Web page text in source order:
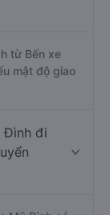
từ Bến xe
mật độ giao
Đình đi